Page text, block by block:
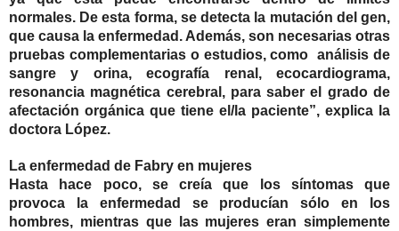
normales. De esta forma, se detecta la mutación del gen,
que causa la enfermedad. Además, son necesarias otras
pruebas complementarias o estudios, como análisis de
sangre y orina, ecografía renal, ecocardiograma,
resonancia magnética cerebral, para saber el grado de
afectación orgánica que tiene el/la paciente”, explica la
doctora López.
La enfermedad de Fabry en mujeres
Hasta hace poco, se creía que los síntomas que
provoca la enfermedad se producían sólo en los
hombres, mientras que las mujeres eran simplemente